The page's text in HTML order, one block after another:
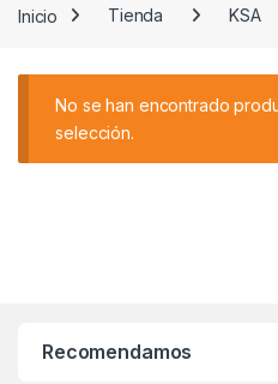
Inicio Tienda KSA
No se han encontrado
selección.
Recomendamos